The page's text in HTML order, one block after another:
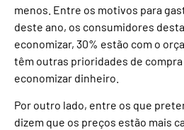
menos. Entre os motivos para
deste ano, os consumidores
economizar, 30% estão com o
têm outras prioridades de compra
economizar dinheiro.
Por outro lado, entre os que
dizem que os preços estão mais